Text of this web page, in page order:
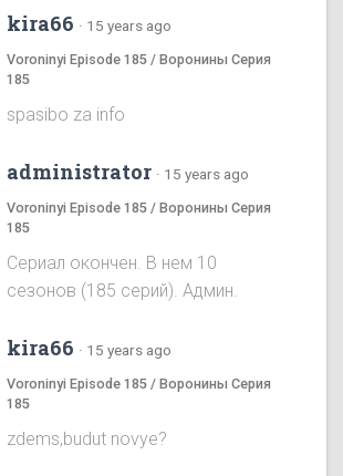
kira66 · 15 years ago
Voroninyi Episode 185 / Воронины Серия
185
spasibo za info
administrator · 15 years ago
Voroninyi Episode 185 / Воронины Серия
185
Сериал окончен. В нем 10
сезонов (185 серий). Админ.
kira66 · 15 years ago
Voroninyi Episode 185 / Воронины Серия
185
zdems,budut novye?